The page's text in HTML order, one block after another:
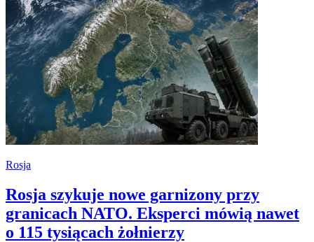
Rosja
Rosja szykuje nowe garnizony przy
granicach NATO. Eksperci mówią nawet
o 115 tysiącach żołnierzy